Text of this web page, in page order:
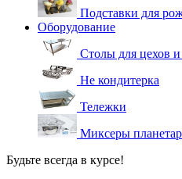
Подставки для
Оборудование
Столы для цехов
Не кондитерка
Тележки
Миксеры
Будьте всегда в курсе!